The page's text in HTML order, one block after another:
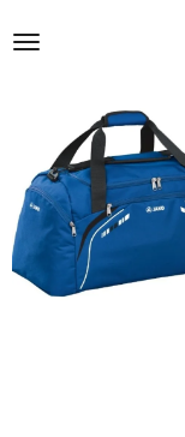
direct
hoofdinhoud